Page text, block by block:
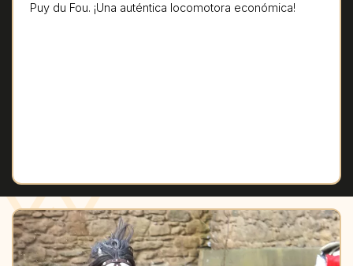
Puy du Fou. ¡Una auténtica locomotora económica!